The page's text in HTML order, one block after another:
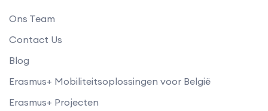
Ons Team
Contact Us
Blog
Erasmus+ Mobiliteitsoplossingen voor België
Erasmus+ Projecten